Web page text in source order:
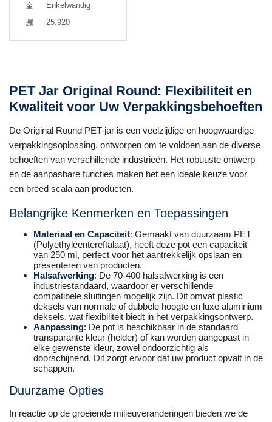
Enkelwandig
25.920
PET Jar Original Round: Flexibiliteit en
Kwaliteit voor Uw Verpakkingsbehoeften
De Original Round PET-jar is een veelzijdige en hoogwaardige
verpakkingsoplossing, ontworpen om te voldoen aan de diverse
behoeften van verschillende industrieën. Het robuuste ontwerp
en de aanpasbare functies maken het een ideale keuze voor
een breed scala aan producten.
Belangrijke Kenmerken en Toepassingen
Materiaal en Capaciteit: Gemaakt van duurzaam PET
(Polyethyleentereftalaat), heeft deze pot een capaciteit
van 250 ml, perfect voor het aantrekkelijk opslaan en
presenteren van producten.
Halsafwerking: De 70-400 halsafwerking is een
industriestandaard, waardoor er verschillende
compatibele sluitingen mogelijk zijn. Dit omvat plastic
deksels van normale of dubbele hoogte en luxe aluminium
deksels, wat flexibiliteit biedt in het verpakkingsontwerp.
Aanpassing: De pot is beschikbaar in de standaard
transparante kleur (helder) of kan worden aangepast in
elke gewenste kleur, zowel ondoorzichtig als
doorschijnend. Dit zorgt ervoor dat uw product opvalt in de
schappen.
Duurzame Opties
In reactie op de groeiende milieuveranderingen bieden we de